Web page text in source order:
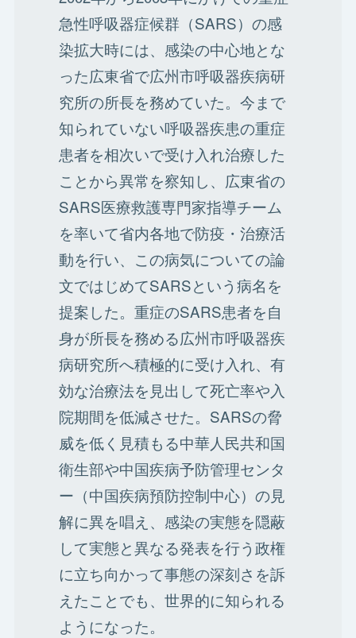
急性呼吸器症候群（SARS）の感
染拡大時には、感染の中心地とな
った広東省で広州市呼吸器疾病研
究所の所長を務めていた。今まで
知られていない呼吸器疾患の重症
患者を相次いで受け入れ治療した
ことから異常を察知し、広東省の
SARS医療救護専門家指導チーム
を率いて省内各地で防疫・治療活
動を行い、この病気についての論
文ではじめてSARSという病名を
提案した。重症のSARS患者を自
身が所長を務める広州市呼吸器疾
病研究所へ積極的に受け入れ、有
効な治療法を見出して死亡率や入
院期間を低減させた。SARSの脅
威を低く見積もる中華人民共和国
衛生部や中国疾病予防管理センタ
ー（中国疾病預防控制中心）の見
解に異を唱え、感染の実態を隠蔽
して実態と異なる発表を行う政権
に立ち向かって事態の深刻さを訴
えたことでも、世界的に知られる
ようになった。